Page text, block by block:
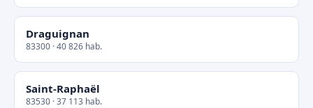
Draguignan
83300 · 40 826 hab.
Saint-Raphaël
83530 · 37 113 hab.